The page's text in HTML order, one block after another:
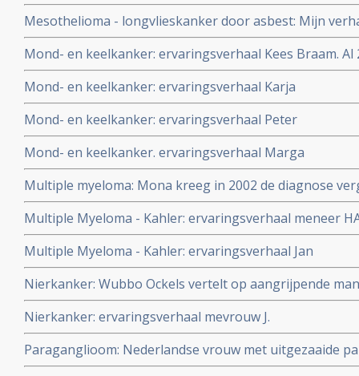
Mesothelioma - longvlieskanker door asbest: Mijn
vader Jan Verwaters en de rol die de ETNA ijzergieterij
vaders ziekte en zijn collega's
Mond- en keelkanker: ervaringsverhaal Kees Braam.
ongeneeslijke mond- en keelkanker.
Mond- en keelkanker: ervaringsverhaal Karja
Mond- en keelkanker: ervaringsverhaal Peter
Mond- en keelkanker. ervaringsverhaal Marga
Multiple myeloma: Mona kreeg in 2002 de diagnose
multiple myeloma (Kahler) maar leeft nog steeds met
niet toxische middelen en zonder chemo
Multiple Myeloma - Kahler: ervaringsverhaal meneer
Multiple Myeloma - Kahler: ervaringsverhaal Jan
Nierkanker: Wubbo Ockels vertelt op aangrijpende
omgaat met zijn nierkanker en zijn hoop heeft
Nierkanker: ervaringsverhaal mevrouw J.
Paraganglioom: Nederlandse vrouw met uitgezaaide
behandeling met cryosurgery in Amerika waar in